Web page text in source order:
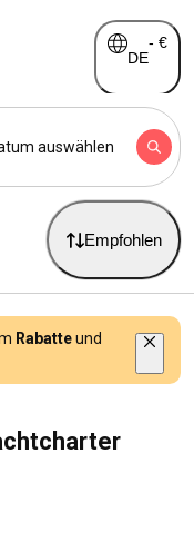
DE
- €
auswählen
Empfohlen
Rabatteund